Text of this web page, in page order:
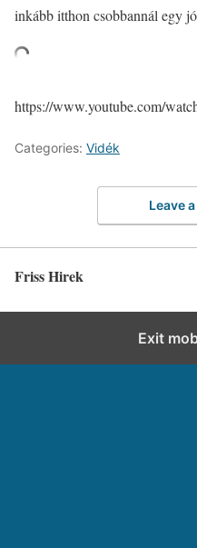
inkább itthon csobbannál egy
https://www.youtube.com/
Categories: Vidék
Leave
Friss Hirek
Exit